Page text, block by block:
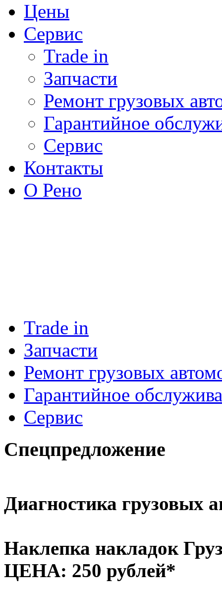
Цены
Сервис
Trade in
Запчасти
Ремонт грузовых
Гарантийное
Сервис
Контакты
О Рено
Trade in
Запчасти
Ремонт грузовых
Гарантийное
Сервис
Спецпредложение
Диагностика грузовых
Наклепка накладок
ЦЕНА: 250 рублей*